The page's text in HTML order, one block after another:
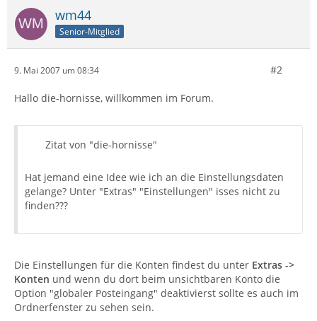
wm44
Senior-Mitglied
9. Mai 2007 um 08:34 #2
Hallo die-hornisse, willkommen im Forum.
Zitat von "die-hornisse"
Hat jemand eine Idee wie ich an die Einstellungsdaten
gelange? Unter "Extras" "Einstellungen" isses nicht zu
finden???
Die Einstellungen für die Konten findest du unter Extras ->
Konten und wenn du dort beim unsichtbaren Konto die
Option "globaler Posteingang" deaktivierst sollte es auch im
Ordnerfenster zu sehen sein.